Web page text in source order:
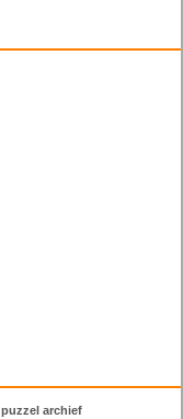
puzzel archief